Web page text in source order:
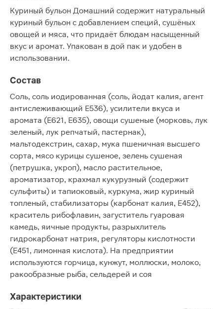
Куриный бульон Домашний содержит натуральный
куриный бульон с добавлением специй, сушёных
овощей и мяса, что придаёт блюдам насыщенный
вкус и аромат. Упакован в дой пак и удобен в
использовании.
Состав
Соль, соль иодированная (соль, йодат калия, агент
антислеживающий Е536), усилители вкуса и
аромата (Е621, Е635), овощи сушеные (морковь, лук
зеленый, лук репчатый, пастернак),
мальтодекстрин, сахар, мука пшеничная высшего
сорта, мясо курицы сушеное, зелень сушеная
(петрушка, укроп), масло растительное,
ароматизатор, крахмал кукурузный (содержит
сульфиты) и тапиоковый, куркума, жир куриный
топленый, стабилизаторы (карбонат калия, Е452),
краситель рибофлавин, загуститель гуаровая
камедь, яичные продукты, разрыхлитель
гидрокарбонат натрия, регуляторы кислотности
(E451, лимонная кислота). На предприятии
используются горчица, кунжут, моллюски, молоко,
ракообразные рыба, сельдерей и соя
Характеристики